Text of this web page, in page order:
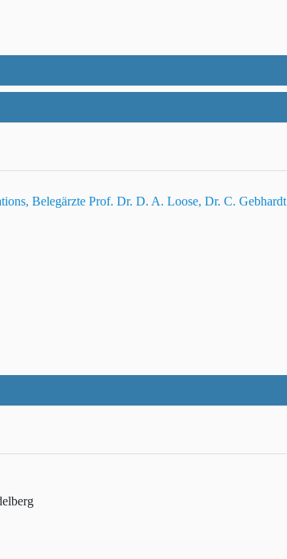
Belegärzte Prof. Dr. D. A. Loose, Dr. C. Gebhardt